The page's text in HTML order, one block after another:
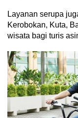
Layanan serupa
Kerobokan, Kuta,
wisata bagi turis